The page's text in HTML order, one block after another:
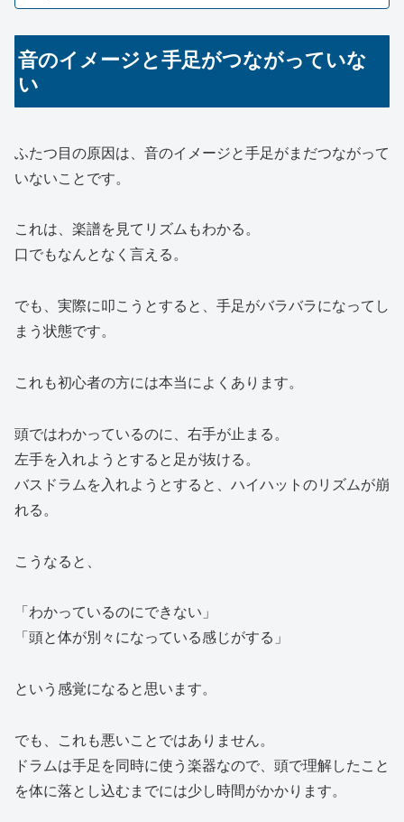
音のイメージと手足がつながっていな
い
ふたつ目の原因は、音のイメージと手足がまだつながって
いないことです。
これは、楽譜を見てリズムもわかる。
口でもなんとなく言える。
でも、実際に叩こうとすると、手足がバラバラになってし
まう状態です。
これも初心者の方には本当によくあります。
頭ではわかっているのに、右手が止まる。
左手を入れようとすると足が抜ける。
バスドラムを入れようとすると、ハイハットのリズムが崩
れる。
こうなると、
「わかっているのにできない」
「頭と体が別々になっている感じがする」
という感覚になると思います。
でも、これも悪いことではありません。
ドラムは手足を同時に使う楽器なので、頭で理解したこと
を体に落とし込むまでには少し時間がかかります。